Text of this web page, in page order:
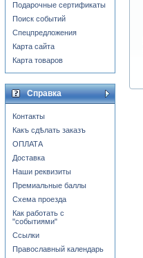
Подарочные сертификаты
Поиск событий
Спецпредложения
Карта сайта
Карта товаров
Справка
Контакты
Какъ сдѣлать заказъ
ОПЛАТА
Доставка
Наши реквизиты
Премиальные баллы
Схема проезда
Как работать с
"событиями"
Ссылки
Православный календарь